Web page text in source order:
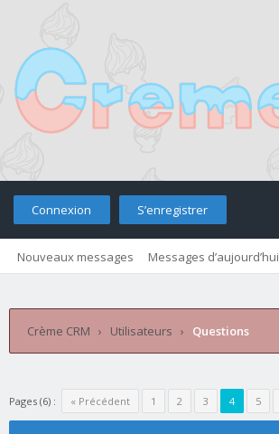
Connexion S’enregistrer
Nouveaux messages Messages d’aujourd’hui
Crème CRM › Utilisateurs › Questions
Pages (6) : « Précédent 1 2 3 4 5